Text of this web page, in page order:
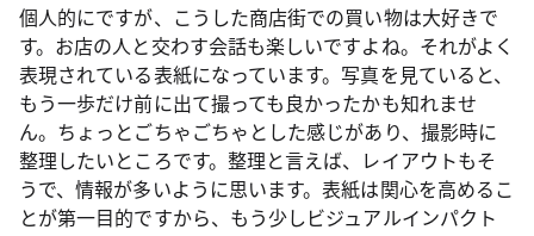
個人的にですが、こうした商店街での買い物は大好きで
す。お店の人と交わす会話も楽しいですよね。それがよく
表現されている表紙になっています。写真を見ていると、
もう一歩だけ前に出て撮っても良かったかも知れませ
ん。ちょっとごちゃごちゃとした感じがあり、撮影時に
整理したいところです。整理と言えば、レイアウトもそ
うで、情報が多いように思います。表紙は関心を高めるこ
とが第一目的ですから、もう少しビジュアルインパクト